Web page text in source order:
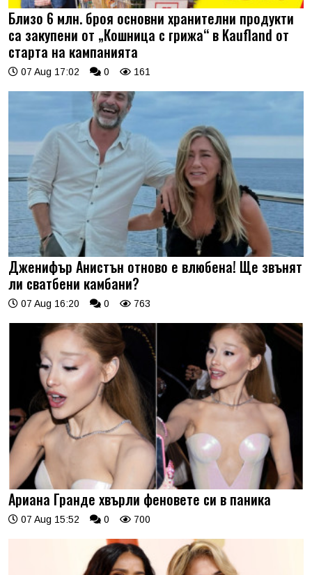
Близо 6 млн. броя основни хранителни продукти
са закупени от „Кошница с грижа“ в Kaufland от
старта на кампанията
07 Aug 17:02 0 161
Дженифър Анистън отново е влюбена! Ще звънят
ли сватбени камбани?
07 Aug 16:20 0 763
Ариана Гранде хвърли феновете си в паника
07 Aug 15:52 0 700